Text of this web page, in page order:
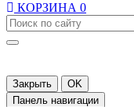
КОРЗИНА 0
Закрыть
OK
Панель навигации